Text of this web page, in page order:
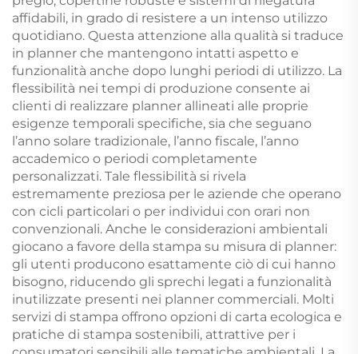
affidabili, in grado di resistere a un intenso utilizzo
quotidiano. Questa attenzione alla qualità si traduce
in planner che mantengono intatti aspetto e
funzionalità anche dopo lunghi periodi di utilizzo. La
flessibilità nei tempi di produzione consente ai
clienti di realizzare planner allineati alle proprie
esigenze temporali specifiche, sia che seguano
l’anno solare tradizionale, l’anno fiscale, l’anno
accademico o periodi completamente
personalizzati. Tale flessibilità si rivela
estremamente preziosa per le aziende che operano
con cicli particolari o per individui con orari non
convenzionali. Anche le considerazioni ambientali
giocano a favore della stampa su misura di planner:
gli utenti producono esattamente ciò di cui hanno
bisogno, riducendo gli sprechi legati a funzionalità
inutilizzate presenti nei planner commerciali. Molti
servizi di stampa offrono opzioni di carta ecologica e
pratiche di stampa sostenibili, attrattive per i